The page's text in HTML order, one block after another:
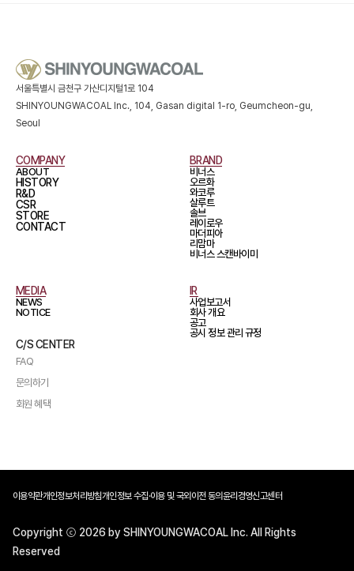
서울특별시 금천구 가산디지털1로 104
SHINYOUNGWACOAL Inc., 104, Gasan digital 1-ro, Geumcheon-gu,
Seoul
COMPANY
ABOUT
HISTORY
R&D
CSR
STORE
CONTACT
BRAND
비너스
오르화
와코루
살루트
솔브
레이로우
마더피아
리맘마
비너스 스캔바이미
MEDIA
NEWS
NOTICE
IR
사업보고서
회사 개요
공고
공시 정보 관리 규정
C/S CENTER
FAQ
문의하기
회원 혜택
이용약관개인정보처리방침개인정보 수집·이용 및 국외이전 동의윤리경영신고센터
Copyright ⓒ 2026 by SHINYOUNGWACOAL Inc. All Rights
Reserved